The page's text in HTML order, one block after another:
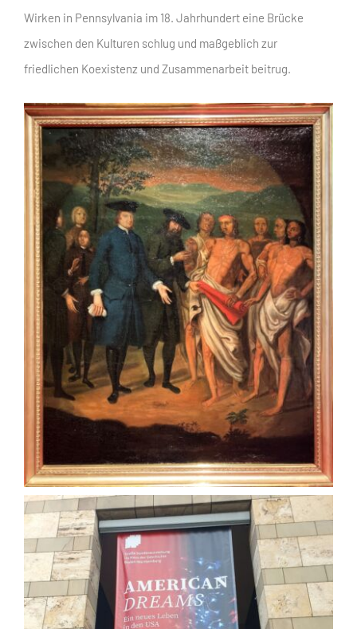
Wirken in Pennsylvania im 18. Jahrhundert eine Brücke
zwischen den Kulturen schlug und maßgeblich zur
friedlichen Koexistenz und Zusammenarbeit beitrug.